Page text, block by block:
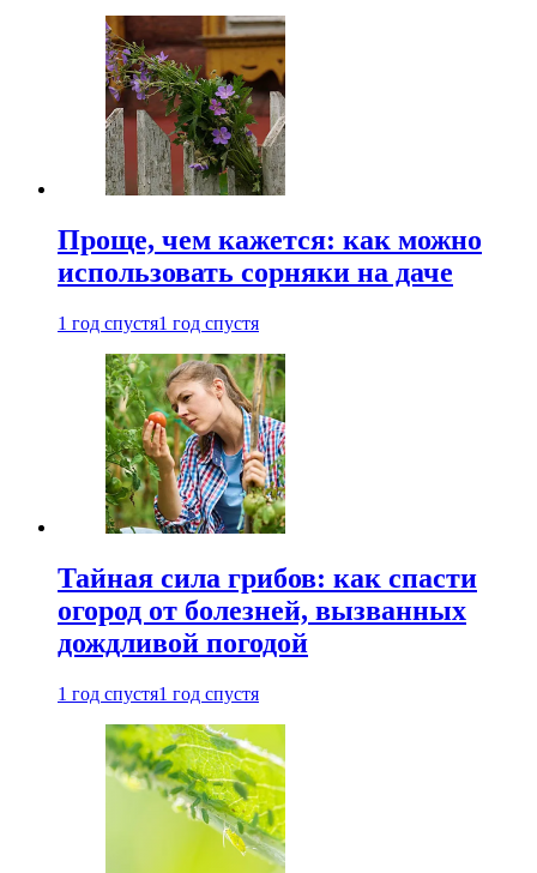
Проще, чем кажется: как можно
использовать сорняки на даче
1 год спустя1 год спустя
Тайная сила грибов: как спасти
огород от болезней, вызванных
дождливой погодой
1 год спустя1 год спустя